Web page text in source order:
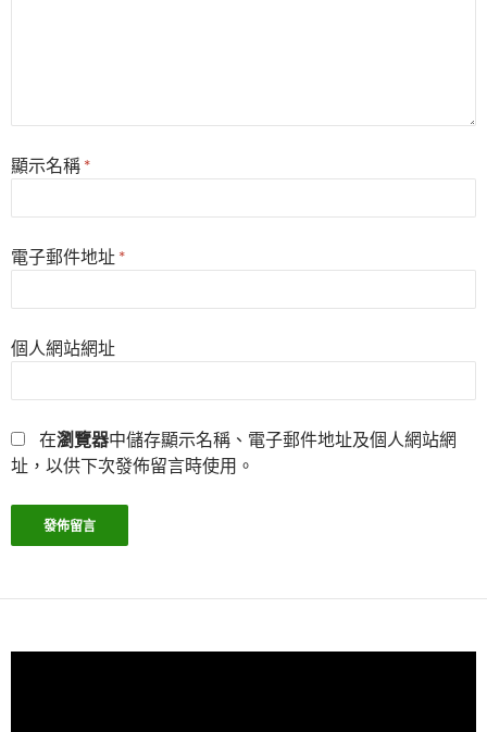
顯示名稱 *
電子郵件地址 *
個人網站網址
在瀏覽器中儲存顯示名稱、電子郵件地址及個人網站網
址，以供下次發佈留言時使用。